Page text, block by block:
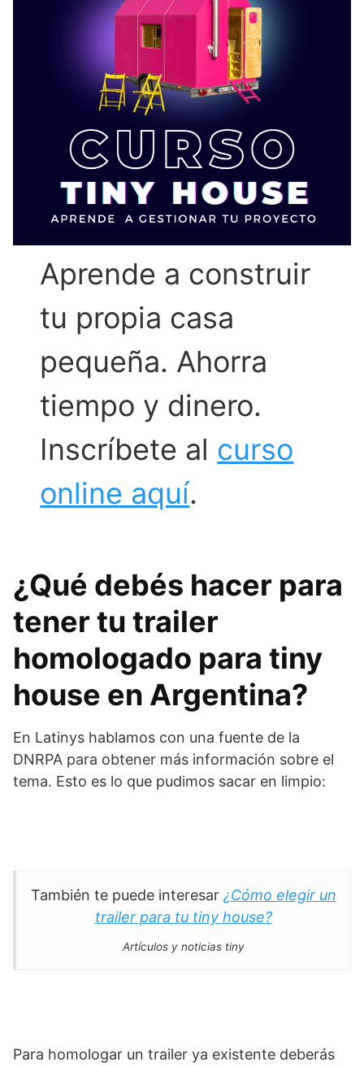
Aprende a construir
tu propia casa
pequeña. Ahorra
tiempo y dinero.
Inscríbete al curso
online aquí.
¿Qué debés hacer para
tener tu trailer
homologado para tiny
house en Argentina?
En Latinys hablamos con una fuente de la
DNRPA para obtener más información sobre el
tema. Esto es lo que pudimos sacar en limpio:
También te puede interesar ¿Cómo elegir un
trailer para tu tiny house?
Artículos y noticias tiny
Para homologar un trailer ya existente deberás